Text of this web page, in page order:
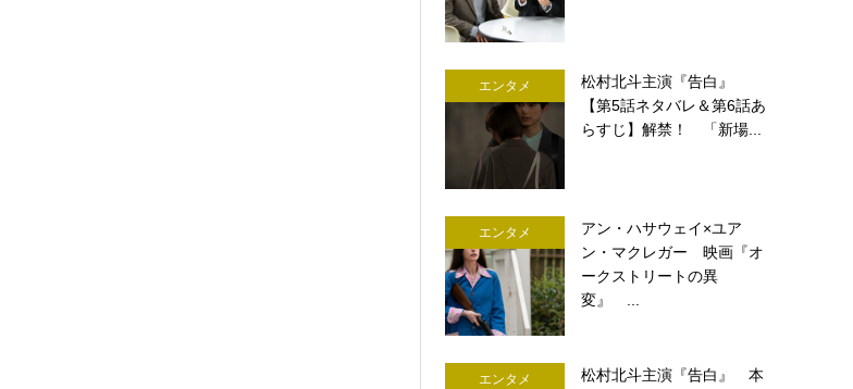
エンタメ
松村北斗主演『告白』
【第5話ネタバレ＆第6話あ
らすじ】解禁！ 「新場...
エンタメ
アン・ハサウェイ×ユア
ン・マクレガー 映画『オ
ークストリートの異
変』 ...
エンタメ
松村北斗主演『告白』 本